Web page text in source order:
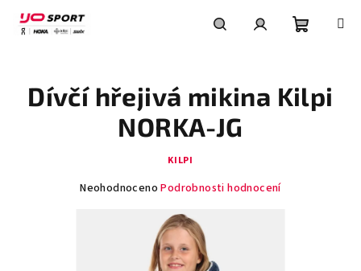
obsah
košík
Dívčí hřejivá mikina Kilpi
NORKA-JG
KILPI
Průměrné
Neohodnoceno Podrobnosti hodnocení